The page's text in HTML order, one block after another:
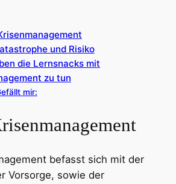
und Risiko
die Lernsnacks mit
zu tun
mir:
befasst sich mit der
Vorsorge, sowie der